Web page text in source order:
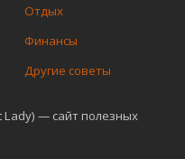
Lady) — сайт полезных
Отдых
Финансы
Другие советы